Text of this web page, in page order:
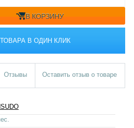
В КОРЗИНУ
В ОДИН КЛИК
Отзывы Оставить отзыв о товаре